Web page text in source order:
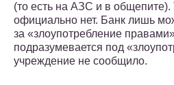
(то есть на АЗС и в общепите).
официально нет. Банк лишь
за «злоупотребление
подразумевается под
учреждение не сообщило.